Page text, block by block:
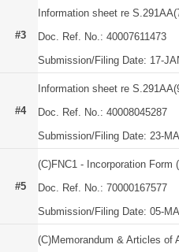
#3
Information sheet re
Doc. Ref. No.: 40007611473
Submission/Filing Date: 17-
#4
Information sheet re
Doc. Ref. No.: 40008045287
Submission/Filing Date: 23-
#5
(C)FNC1 - Incorporation Form
Doc. Ref. No.: 70000167577
Submission/Filing Date: 05-
(C)Memorandum & Articles of